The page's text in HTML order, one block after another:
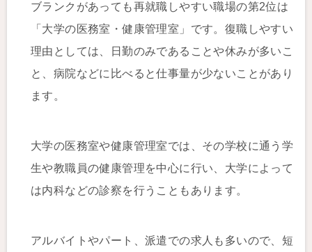
ブランクがあっても再就職しやすい職場の第2位は
「大学の医務室・健康管理室」です。復職しやすい
理由としては、日勤のみであることや休みが多いこ
と、病院などに比べると仕事量が少ないことがあり
ます。
大学の医務室や健康管理室では、その学校に通う学
生や教職員の健康管理を中心に行い、大学によって
は内科などの診察を行うこともあります。
アルバイトやパート、派遣での求人も多いので、短